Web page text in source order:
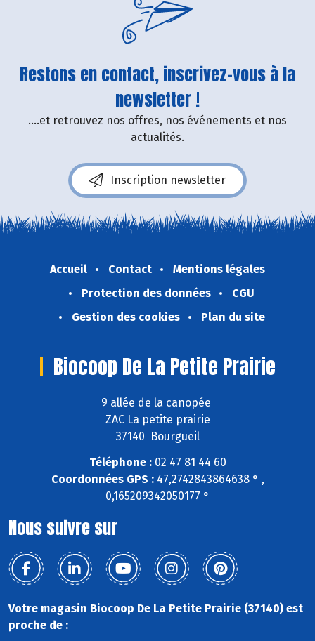
Restons en contact, inscrivez-vous à la
newsletter !
....et retrouvez nos offres, nos événements et nos
actualités.
Inscription newsletter
Accueil Contact
Mentions légales
Protection des données
CGU
Gestion des cookies
Plan du site
Biocoop De La Petite Prairie
9 allée de la canopée
ZAC La petite prairie
37140 Bourgueil
Téléphone :02 47 81 44 60
Coordonnées GPS :47,2742843864638 ° ,
0,165209342050177 °
Nous suivre sur
Votre magasin Biocoop De La Petite Prairie (37140) est
proche de :